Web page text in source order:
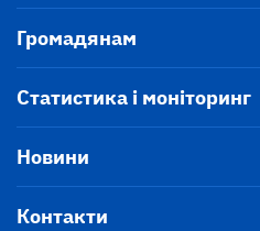
Громадянам
Статистика і моніторинг
Новини
Контакти